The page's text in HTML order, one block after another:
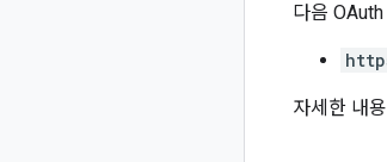
다음
자세한 내